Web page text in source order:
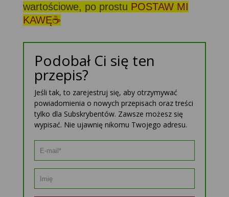
wartościowe, po prostu POSTAW MI
KAWĘ☕
Podobał Ci się ten
przepis?
Jeśli tak, to zarejestruj się, aby otrzymywać
powiadomienia o nowych przepisach oraz treści
tylko dla Subskrybentów. Zawsze możesz się
wypisać. Nie ujawnię nikomu Twojego adresu.